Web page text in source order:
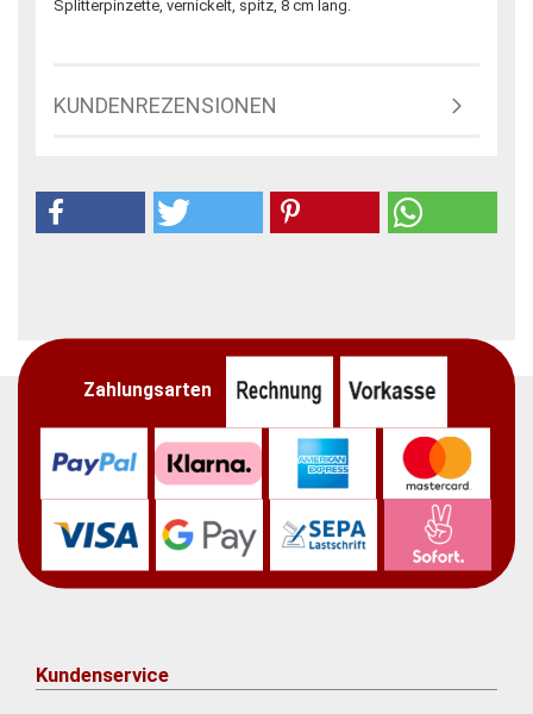
Splitterpinzette, vernickelt, spitz, 8 cm lang.
KUNDENREZENSIONEN
Zahlungsarten
Kundenservice